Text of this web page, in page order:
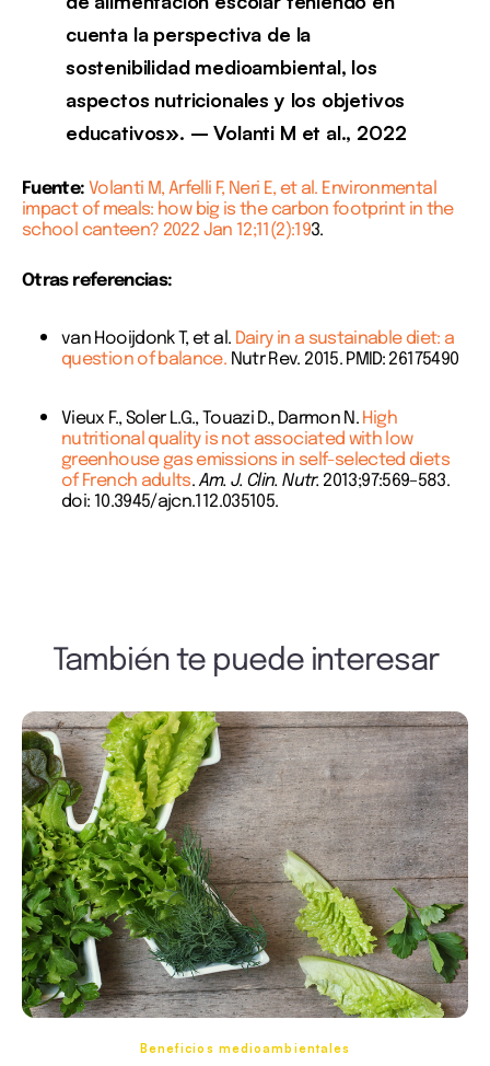
cuenta la perspectiva de la
sostenibilidad medioambiental, los
aspectos nutricionales y los objetivos
educativos». – Volanti M et al., 2022
Fuente: Volanti M, Arfelli F, Neri E, et al. Environmental
impact of meals: how big is the carbon footprint in the
school canteen? 2022 Jan 12;11(2):193.
Otras referencias:
van Hooijdonk T, et al. Dairy in a sustainable diet: a
question of balance. Nutr Rev. 2015. PMID: 26175490
Vieux F., Soler L.G., Touazi D., Darmon N. High
nutritional quality is not associated with low
greenhouse gas emissions in self-selected diets
of French adults. Am. J. Clin. Nutr. 2013;97:569–583.
doi: 10.3945/ajcn.112.035105.
También te puede interesar
Beneficios medioambientales